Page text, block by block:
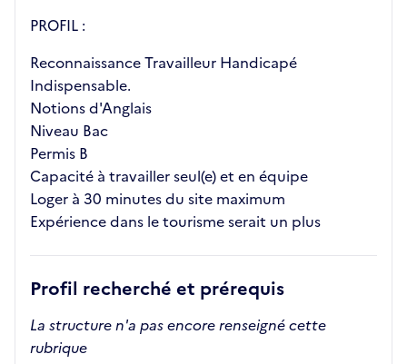
PROFIL :
Reconnaissance Travailleur Handicapé
Indispensable.
Notions d'Anglais
Niveau Bac
Permis B
Capacité à travailler seul(e) et en équipe
Loger à 30 minutes du site maximum
Expérience dans le tourisme serait un plus
Profil recherché et prérequis
La structure n'a pas encore renseigné cette
rubrique